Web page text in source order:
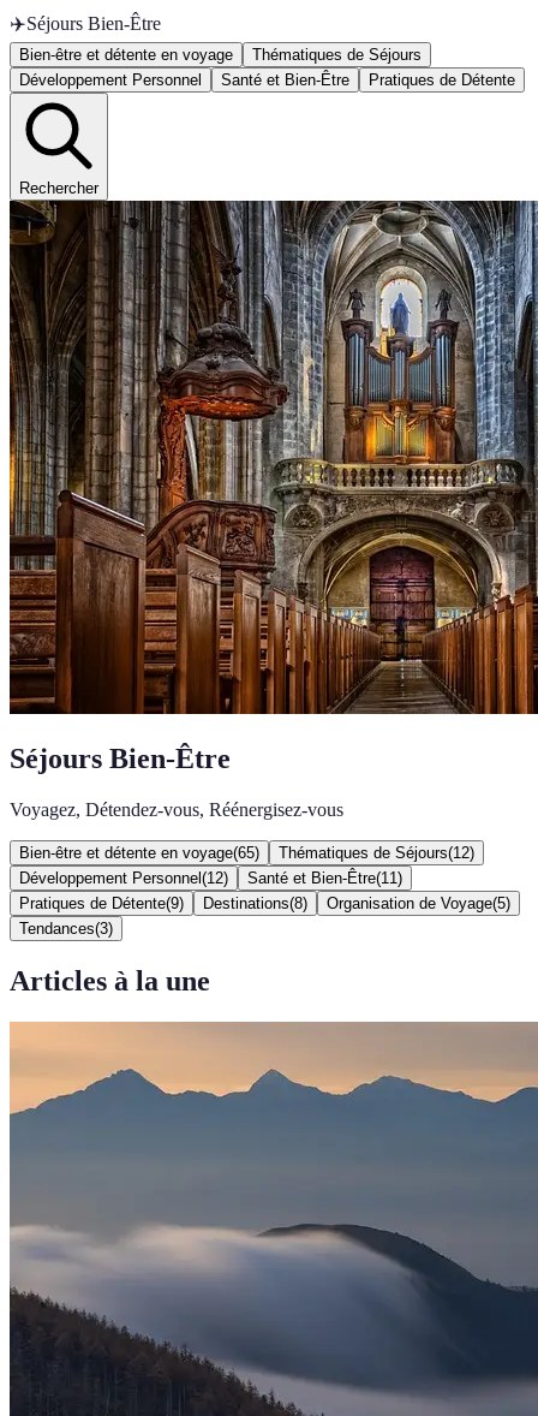
✈️Séjours Bien-Être
Bien-être et détente en voyage
Thématiques de Séjours
Développement Personnel
Santé et Bien-Être Pratiques de Détente
Rechercher
Séjours Bien-Être
Voyagez, Détendez-vous, Réénergisez-vous
Bien-être et détente en voyage(65) Thématiques de Séjours(12)
Développement Personnel (12) Santé et Bien-Être(11 )
Pratiques de Détente(9) Destinations(8) Organisation de Voyage(5)
Tendances(3)
Articles à la une